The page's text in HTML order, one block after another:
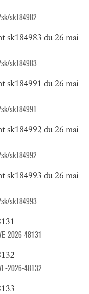
sk184982
sk184983 du 26 mai
sk184983
sk184991 du 26 mai
sk184991
sk184992 du 26 mai
sk184992
sk184993 du 26 mai
sk184993
2026-48131
2026-48132